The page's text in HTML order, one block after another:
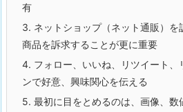
有
3. ネットショップ（ネット通販）を
商品を訴求することが更に重要
4. フォロー、いいね、リツイート、
ンで好意、興味関心を伝える
5. 最初に目をとめるのは、画像、数